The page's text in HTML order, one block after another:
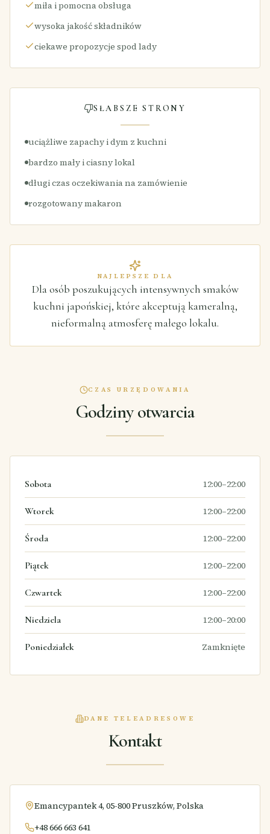
miła i pomocna obsługa
wysoka jakość składników
ciekawe propozycje spod lady
SŁABSZE STRONY
uciążliwe zapachy i dym z kuchni
bardzo mały i ciasny lokal
długi czas oczekiwania na zamówienie
rozgotowany makaron
NAJLEPSZE DLA
Dla osób poszukujących intensywnych smaków
kuchni japońskiej, które akceptują kameralną,
nieformalną atmosferę małego lokalu.
CZAS URZĘDOWANIA
Godziny otwarcia
Sobota 12:00–22:00
Wtorek 12:00–22:00
Środa 12:00–22:00
Piątek 12:00–22:00
Czwartek 12:00–22:00
Niedziela 12:00–20:00
Poniedziałek Zamknięte
DANE TELEADRESOWE
Kontakt
Emancypantek 4, 05-800 Pruszków, Polska
+48 666 663 641